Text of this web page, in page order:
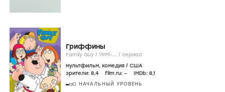
Гриффины
Family Guy / 1999-... / сериал
мультфильм, комедия / США
зрители: 8,4 film.ru: – IMDb: 8,1
НАЧАЛЬНЫЙ УРОВЕНЬ